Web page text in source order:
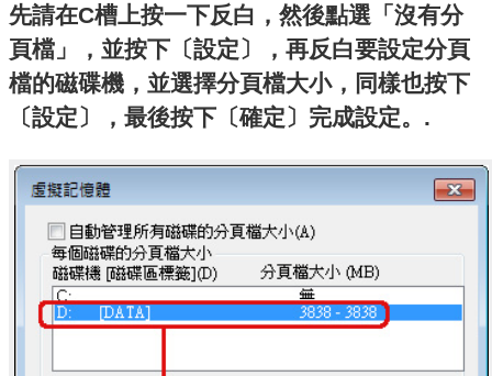
先請在C槽上按一下反白，然後點選「沒有分
頁檔」，並按下〔設定〕，再反白要設定分頁
檔的磁碟機，並選擇分頁檔大小，同樣也按下
〔設定〕，最後按下〔確定〕完成設定。.